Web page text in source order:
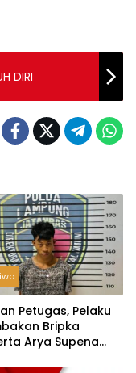
DIRI
Petugas, Pelaku
Bripka
Arya Supena